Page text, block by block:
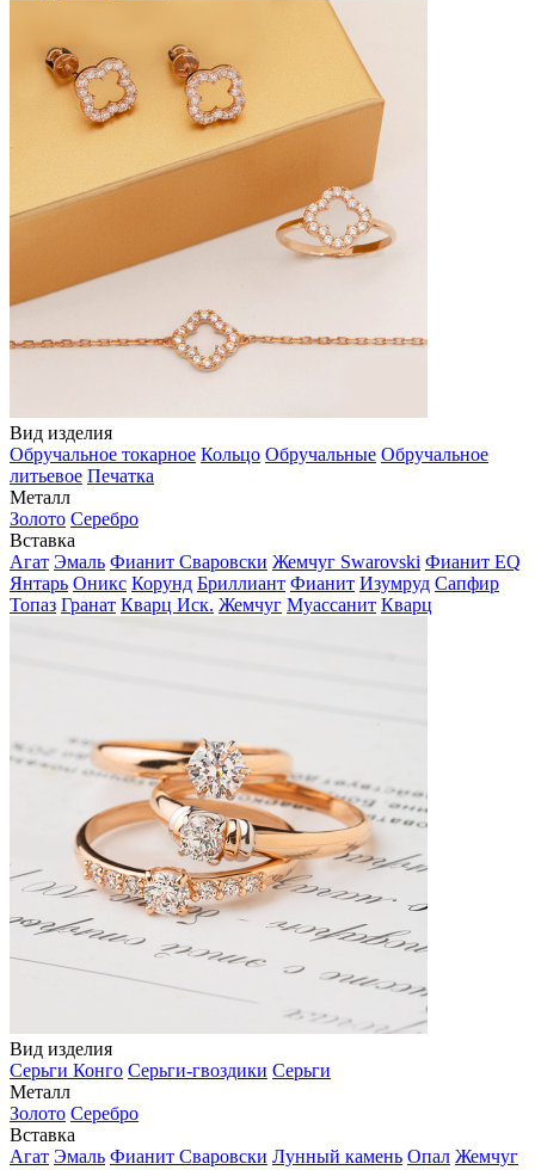
Вид изделия
Обручальное токарное Кольцо Обручальные Обручальное
литьевое Печатка
Металл
Золото Серебро
Вставка
Агат Эмаль Фианит Сваровски Жемчуг Swarovski Фианит EQ
Янтарь Оникс Корунд Бриллиант Фианит Изумруд Сапфир
Топаз Гранат Кварц Иск. Жемчуг Муассанит Кварц
Вид изделия
Серьги Конго Серьги-гвоздики Серьги
Металл
Золото Серебро
Вставка
Агат Эмаль Фианит Сваровски Лунный камень Опал Жемчуг